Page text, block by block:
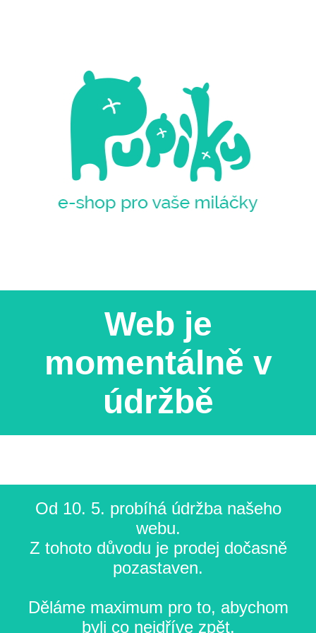
Web je
momentálně v
údržbě
Od 10. 5. probíhá údržba našeho
webu.
Z tohoto důvodu je prodej dočasně
pozastaven.
Děláme maximum pro to, abychom
byli co nejdříve zpět.